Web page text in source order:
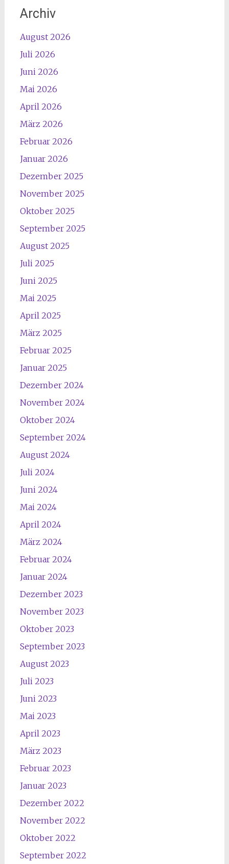
Archiv
August 2026
Juli 2026
Juni 2026
Mai 2026
April 2026
März 2026
Februar 2026
Januar 2026
Dezember 2025
November 2025
Oktober 2025
September 2025
August 2025
Juli 2025
Juni 2025
Mai 2025
April 2025
März 2025
Februar 2025
Januar 2025
Dezember 2024
November 2024
Oktober 2024
September 2024
August 2024
Juli 2024
Juni 2024
Mai 2024
April 2024
März 2024
Februar 2024
Januar 2024
Dezember 2023
November 2023
Oktober 2023
September 2023
August 2023
Juli 2023
Juni 2023
Mai 2023
April 2023
März 2023
Februar 2023
Januar 2023
Dezember 2022
November 2022
Oktober 2022
September 2022